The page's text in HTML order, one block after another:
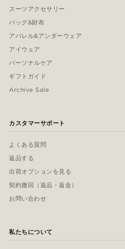
スーツアクセサリー
バッグ&財布
アパレル&アンダーウェア
アイウェア
パーソナルケア
ギフトガイド
Archive Sale
カスタマーサポート
よくある質問
返品する
出荷オプションを見る
契約撤回（返品・返金）
お問い合わせ
私たちについて